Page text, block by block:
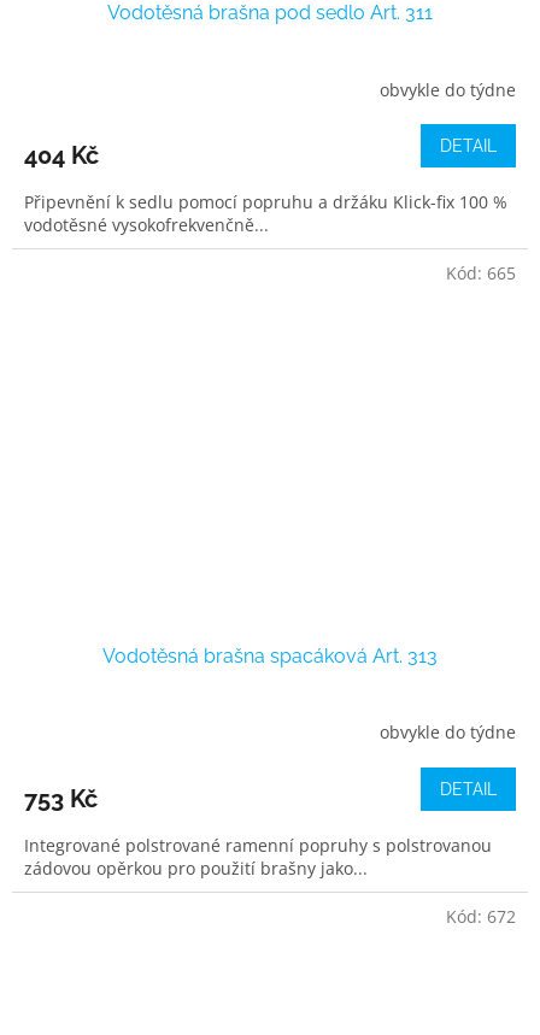
Vodotěsná brašna pod sedlo Art. 311
obvykle do týdne
404 Kč DETAIL
Připevnění k sedlu pomocí popruhu a držáku Klick-fix 100 %
vodotěsné vysokofrekvenčně...
Vodotěsná brašna spacáková Art. 313
obvykle do týdne
753 Kč DETAIL
Integrované polstrované ramenní popruhy s polstrovanou
zádovou opěrkou pro použití brašny jako...
Kód: 665
Kód: 672